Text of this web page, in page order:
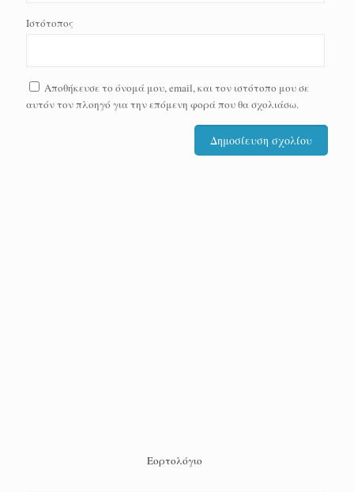
Ιστότοπος
Αποθήκευσε το όνομά μου, email, και τον ιστότοπο μου σε
αυτόν τον πλοηγό για την επόμενη φορά που θα σχολιάσω.
Εορτολόγιο